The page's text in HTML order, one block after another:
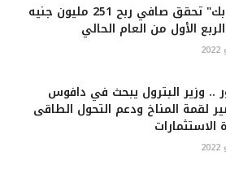
"سيدبك" تحقق صافي ربح 251 مليون جنيه
الأول من العام الحالي
.. وزير البترول يبحث في دافوس
لقمة المناخ ودعم التحول الطاقى
الاستثمارات